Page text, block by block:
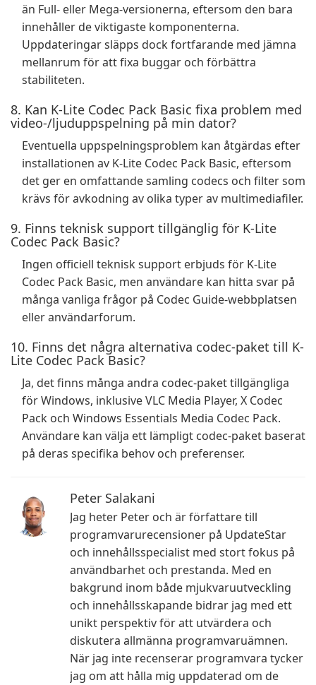
än Full- eller Mega-versionerna, eftersom den bara
innehåller de viktigaste komponenterna.
Uppdateringar släpps dock fortfarande med jämna
mellanrum för att fixa buggar och förbättra
stabiliteten.
8. Kan K-Lite Codec Pack Basic fixa problem med
video-/ljuduppspelning på min dator?
Eventuella uppspelningsproblem kan åtgärdas efter
installationen av K-Lite Codec Pack Basic, eftersom
det ger en omfattande samling codecs och filter som
krävs för avkodning av olika typer av multimediafiler.
9. Finns teknisk support tillgänglig för K-Lite
Codec Pack Basic?
Ingen officiell teknisk support erbjuds för K-Lite
Codec Pack Basic, men användare kan hitta svar på
många vanliga frågor på Codec Guide-webbplatsen
eller användarforum.
10. Finns det några alternativa codec-paket till K-
Lite Codec Pack Basic?
Ja, det finns många andra codec-paket tillgängliga
för Windows, inklusive VLC Media Player, X Codec
Pack och Windows Essentials Media Codec Pack.
Användare kan välja ett lämpligt codec-paket baserat
på deras specifika behov och preferenser.
Peter Salakani
Jag heter Peter och är författare till
programvarurecensioner på UpdateStar
och innehållsspecialist med stort fokus på
användbarhet och prestanda. Med en
bakgrund inom både mjukvaruutveckling
och innehållsskapande bidrar jag med ett
unikt perspektiv för att utvärdera och
diskutera allmänna programvaruämnen.
När jag inte recenserar programvara tycker
jag om att hålla mig uppdaterad om de